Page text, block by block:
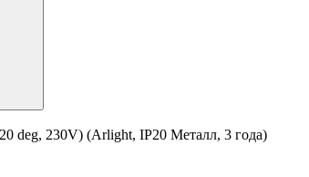
deg, 230V) (Arlight, IP20 Металл, 3 года)